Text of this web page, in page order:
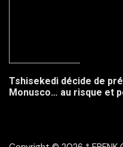
Tshisekedi décide de
Monusco… au risque et